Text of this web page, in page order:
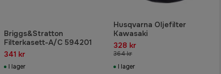
Briggs&Stratton
Filterkasett-A/C 594201
341 kr
I lager
Husqvarna Oljefilter
Kawasaki
328 kr
364 kr
I lager